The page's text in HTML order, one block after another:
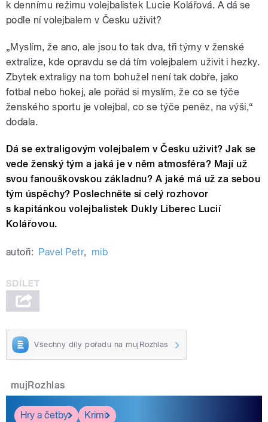
k dennímu režimu volejbalistek Lucie Kolářová. A dá se
podle ní volejbalem v Česku uživit?
„Myslím, že ano, ale jsou to tak dva, tři týmy v ženské
extralize, kde opravdu se dá tím volejbalem uživit i hezky.
Zbytek extraligy na tom bohužel není tak dobře, jako
fotbal nebo hokej, ale pořád si myslím, že co se týče
ženského sportu je volejbal, co se týče peněz, na výši,“
dodala.
Dá se extraligovým volejbalem v Česku uživit? Jak se
vede ženský tým a jaká je v něm atmosféra? Mají už
svou fanouškovskou základnu? A jaké má už za sebou
tým úspěchy? Poslechněte si celý rozhovor
s kapitánkou volejbalistek Dukly Liberec Lucií
Kolářovou.
autoři: Pavel Petr, mib
Všechny díly pořadu na mujRozhlas
mujRozhlas
Hry a četby
Krimi